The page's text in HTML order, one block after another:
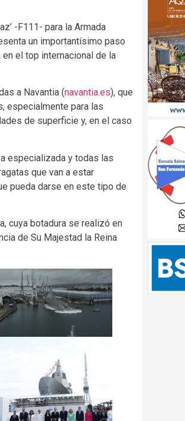
-F111- para la Armada
un importantísimo paso
el top internacional de la
a Navantia (navantia.es), que
especialmente para las
de superficie y, en el caso
especializada y todas las
que van a estar
pueda darse en este tipo de
cuya botadura se realizó en
de Su Majestad la Reina